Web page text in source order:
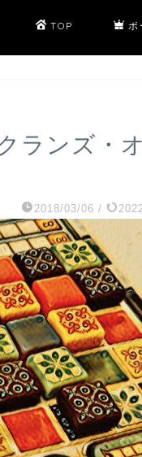
TOP ボ
ランズ・オ
2018/03/06 /